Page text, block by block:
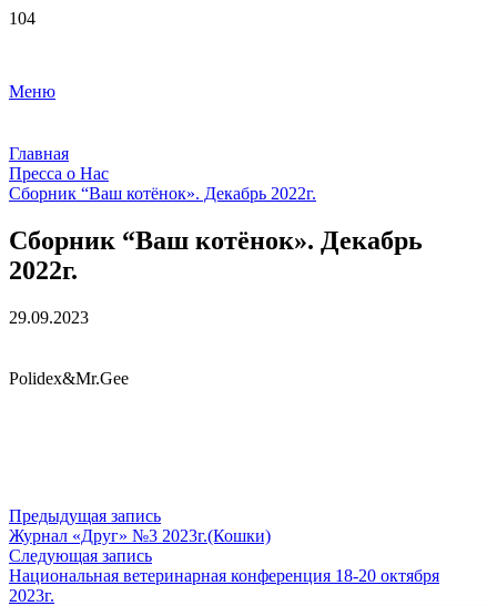
Меню
Главная
Пресса о Нас
Сборник “Ваш котëнок». Декабрь 2022г.
Сборник “Ваш котëнок». Декабрь
2022г.
29.09.2023
Polidex&Mr.Gee
Предыдущая запись
Журнал «Друг» №3 2023г.(Кошки)
Следующая запись
Национальная ветеринарная конференция 18-20 октября
2023г.